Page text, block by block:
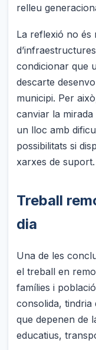
relleu
La reflexió no és
condicionar que
descarte
municipi. Per
canviar la
un lloc amb
possibilitats si
xarxes de suport.
Treball
dia
Una de les
el treball en
famílies i
consolida, tindria
que depenen de
educatius,